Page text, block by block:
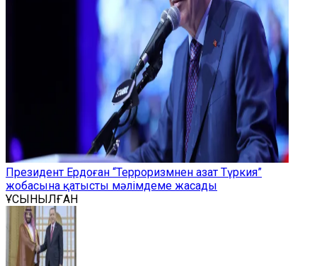
Президент Ердоған “Терроризмнен азат Түркия”
жобасына қатысты мәлімдеме жасады
ҰСЫНЫЛҒАН